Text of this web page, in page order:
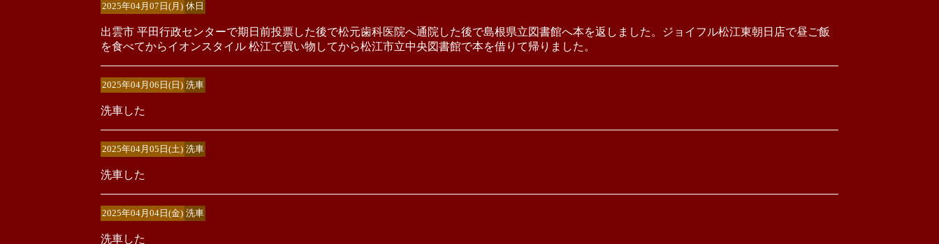
2025年04月07日(月) 休日
出雲市 平田行政センターで期日前投票した後で松元歯科医院へ通院した後で島根県立図書館へ本を返しました。ジョイフル松江東朝日店で昼ご飯
を食べてからイオンスタイル 松江で買い物してから松江市立中央図書館で本を借りて帰りました。
2025年04月06日(日) 洗車
洗車した
2025年04月05日(土) 洗車
洗車した
2025年04月04日(金) 洗車
洗車した